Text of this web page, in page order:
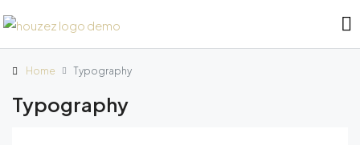
Home Typography
Typography